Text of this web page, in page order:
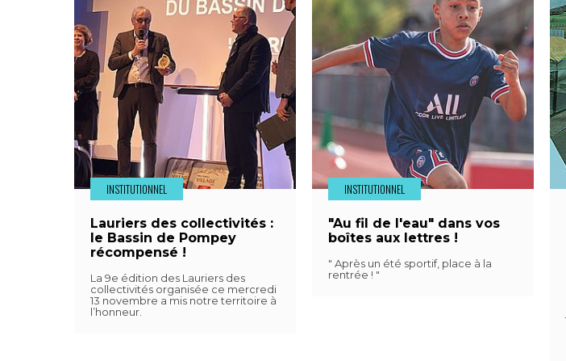
INSTITUTIONNEL
Lauriers des collectivités :
le Bassin de Pompey
récompensé !
La 9e édition des Lauriers des
collectivités organisée ce mercredi
13 novembre a mis notre territoire à
l’honneur.
INSTITUTIONNEL
"Au fil de l'eau" dans vos
boîtes aux lettres !
" Après un été sportif, place à la
rentrée ! "